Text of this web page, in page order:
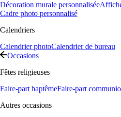
Décoration murale personnalisée
Cadre photo personnalisé
Calendriers
Calendrier photoCalendrier de bureau
Occasions
Fêtes religieuses
Faire-part baptêmeFaire-part
Autres occasions